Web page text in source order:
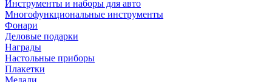
Инструменты и наборы для авто
Многофункциональные инструменты
Фонари
Деловые подарки
Награды
Настольные приборы
Плакетки
Медали